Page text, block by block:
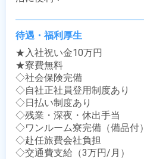
待遇・福利厚生
★入社祝い金10万円
★寮費無料
◇社会保険完備
◇自社正社員登用制度あり
◇日払い制度あり
◇残業・深夜・休出手当
◇ワンルーム寮完備（備品付）
◇赴任旅費会社負担
◇交通費支給（3万円/月）